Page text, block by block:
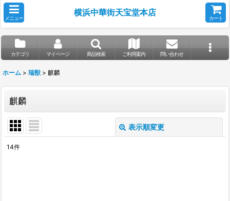
メニュー
横浜中華街天宝堂本店
カート
カテゴリ マイページ 商品検索 ご利用案内 問い合わせ
ホーム > 瑞獣 > 麒麟
麒麟
表示順変更
14件